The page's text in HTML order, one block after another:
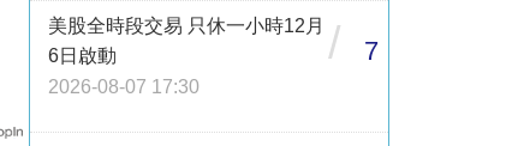
美股全時段交易 只休一小時12月
6日啟動
2026-08-07 17:30
/ 7